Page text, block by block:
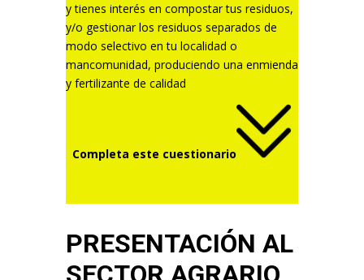
y tienes interés en compostar tus residuos,
y/o gestionar los residuos separados de
modo selectivo en tu localidad o
mancomunidad, produciendo una enmienda
y fertilizante de calidad
Completa este cuestionario